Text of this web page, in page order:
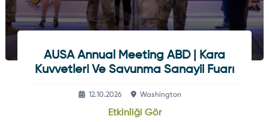
AUSA Annual Meeting ABD | Kara
Kuvvetleri Ve Savunma Sanayii Fuarı
12.10.2026 Washington
Etkinliği Gör